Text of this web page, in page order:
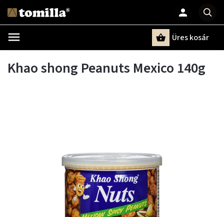
Üres kosár
Khao shong Peanuts Mexico 140g